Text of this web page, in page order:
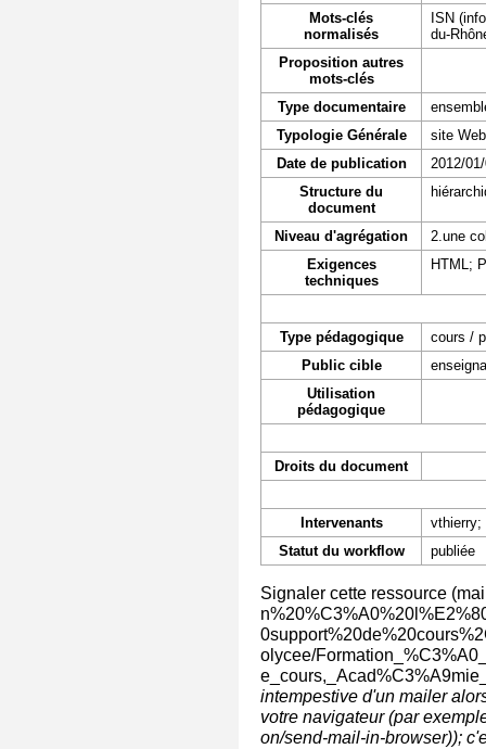
Mots-clés
normalisés
ISN
du-
Proposition autres
mots-clés
Type documentaire
Typologie Générale
site Web
Date de publication
2012/
Structure du
document
Niveau d'agrégation
2.une
Exigences
techniques
HTML;
Type pédagogique
cours /
Public cible
Utilisation
pédagogique
Droits du document
Intervenants
vthierry;
Statut du workflow
publiée
Signaler cette ressource
intempestive d'un mailer
votre navigateur (par
);